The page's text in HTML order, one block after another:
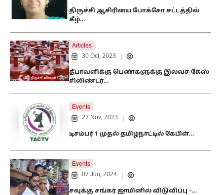
திருச்சி ஆசிரியை போக்சோ சட்டத்தில்
கீழ்…
Articles
30 Oct, 2023
தீபாவளிக்கு பெண்களுக்கு இலவச கேஸ்
சிலிண்டர்…
Events
27 Nov, 2023
டிசம்பர் 1 முதல் தமிழ்நாட்டில் கேபிள்…
Events
07 Jun, 2024
சவுக்கு சங்கர் ஜாமினில் விடுவிப்பு –…